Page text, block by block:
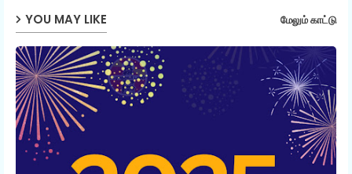
YOU MAY LIKE மேலும் காட்டு